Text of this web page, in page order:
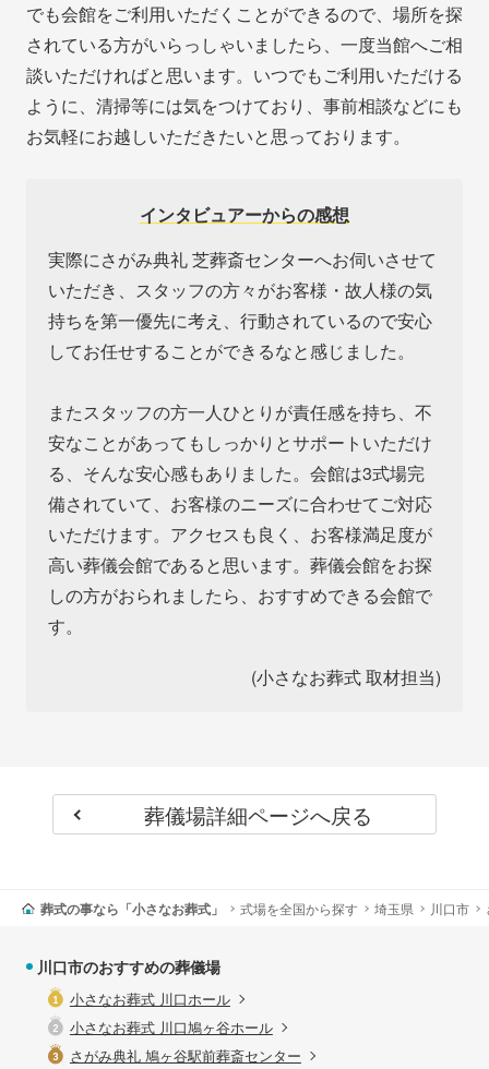
でも会館をご利用いただくことができるので、場所を探
されている方がいらっしゃいましたら、一度当館へご相
談いただければと思います。いつでもご利用いただける
ように、清掃等には気をつけており、事前相談などにも
お気軽にお越しいただきたいと思っております。
インタビュアーからの感想
実際にさがみ典礼 芝葬斎センターへお伺いさせて
いただき、スタッフの方々がお客様・故人様の気
持ちを第一優先に考え、行動されているので安心
してお任せすることができるなと感じました。
またスタッフの方一人ひとりが責任感を持ち、不
安なことがあってもしっかりとサポートいただけ
る、そんな安心感もありました。会館は3式場完
備されていて、お客様のニーズに合わせてご対応
いただけます。アクセスも良く、お客様満足度が
高い葬儀会館であると思います。葬儀会館をお探
しの方がおられましたら、おすすめできる会館で
す。
(小さなお葬式 取材担当)
葬儀場詳細ページへ戻る
葬式の事なら「小さなお葬式」 式場を全国から探す 埼玉県 川口市
川口市のおすすめの葬儀場
小さなお葬式 川口ホール
小さなお葬式 川口鳩ヶ谷ホール
さがみ典礼 鳩ヶ谷駅前葬斎センター